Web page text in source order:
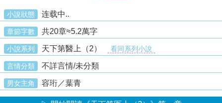
小說狀態 连载中..
章節字數 共20章≈5.2萬字
小說系列 天下第醫上（2） 看同系列小說
言情分類 不詳言情/未分類
男女主角 容珩／葉青